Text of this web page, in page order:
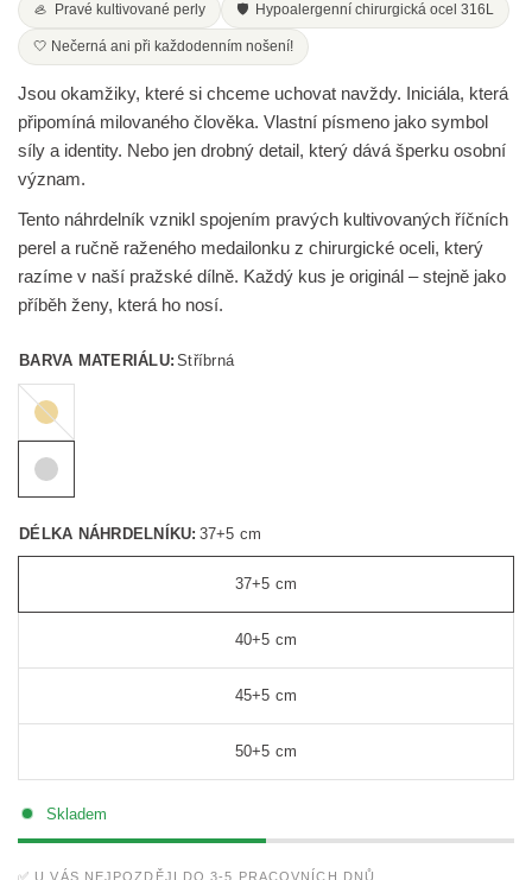
🦪 Pravé kultivované perly 🛡️ Hypoalergenní chirurgická ocel 316L
🤍 Nečerná ani při každodenním nošení!
Jsou okamžiky, které si chceme uchovat navždy. Iniciála, která
připomíná milovaného člověka. Vlastní písmeno jako symbol
síly a identity. Nebo jen drobný detail, který dává šperku osobní
význam.
Tento náhrdelník vznikl spojením pravých kultivovaných říčních
perel a ručně raženého medailonku z chirurgické oceli, který
razíme v naší pražské dílně. Každý kus je originál – stejně jako
příběh ženy, která ho nosí.
BARVA MATERIÁLU: Stříbrná
Zlatá
DÉLKA NÁHRDELNÍKU: 37+5 cm
37+5 cm
40+5 cm
45+5 cm
50+5 cm
Skladem
✅ U VÁS NEJPOZDĚJI DO 3-5 PRACOVNÍCH DNŮ